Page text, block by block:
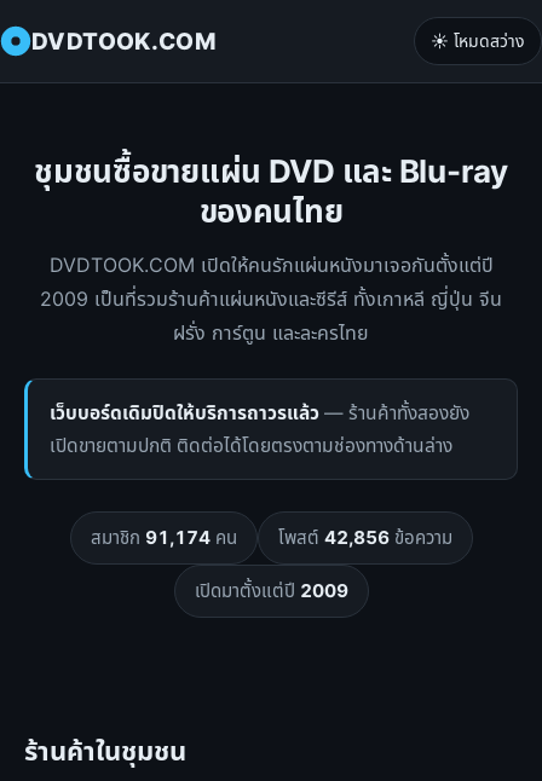
DVDTOOK.COM ☀️ โหมดสว่าง
ชุมชนซื้อขายแผ่น DVD และ Blu-ray
ของคนไทย
DVDTOOK.COM เปิดให้คนรักแผ่นหนังมาเจอกันตั้งแต่ปี
2009 เป็นที่รวมร้านค้าแผ่นหนังและซีรีส์ ทั้งเกาหลี ญี่ปุ่น จีน
ฝรั่ง การ์ตูน และละครไทย
เว็บบอร์ดเดิมปิดให้บริการถาวรแล้ว — ร้านค้าทั้งสองยัง
เปิดขายตามปกติ ติดต่อได้โดยตรงตามช่องทางด้านล่าง
สมาชิก 91,174คน โพสต์ 42,856ข้อความ
เปิดมาตั้งแต่ปี 2009
ร้านค้าในชุมชน